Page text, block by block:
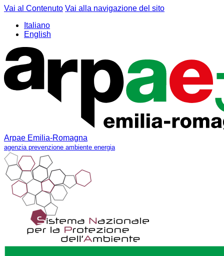
Vai al Contenuto Vai alla navigazione del sito
Italiano
English
Arpae Emilia-Romagna
agenzia prevenzione ambiente energia